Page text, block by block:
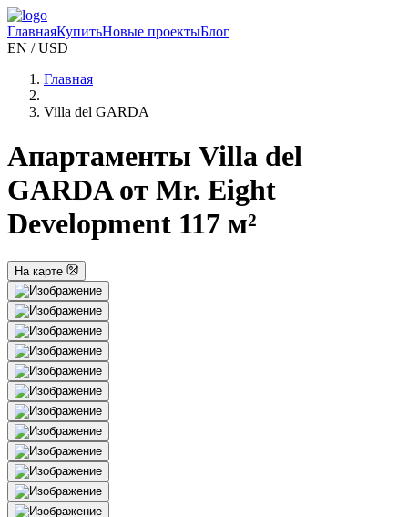
ГлавнаяКупитьНовые проектыБлог
EN / USD
Главная
Villa del GARDA
Апартаменты Villa del
GARDA от Mr. Eight
Development 117 м²
На карте